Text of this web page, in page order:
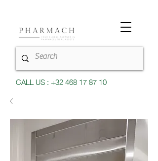
CALL US : +32 468 17 87 10